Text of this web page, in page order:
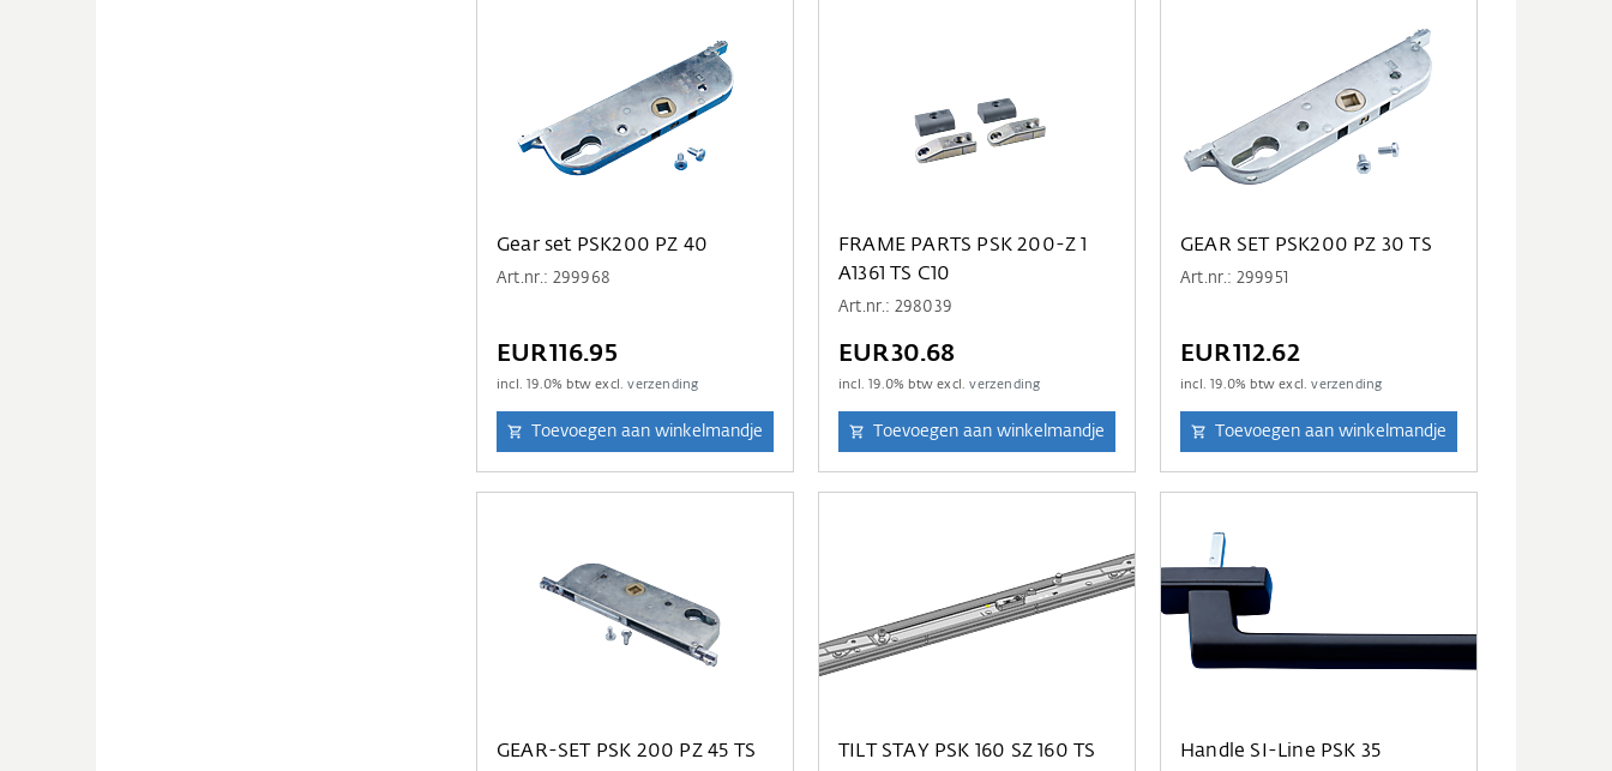
Gear set PSK200 PZ 40
Art.nr.: 299968
EUR116.95
incl.19.0% btw excl.verzending
Toevoegen aan winkelmandje
FRAME PARTS PSK 200-Z 1
A1361 TS C10
Art.nr.: 298039
EUR30.68
incl.19.0% btw excl.verzending
Toevoegen aan winkelmandje
GEAR SET PSK200 PZ 30 TS
Art.nr.: 299951
EUR112.62
incl.19.0% btw excl.verzending
Toevoegen aan winkelmandje
GEAR-SET PSK 200 PZ 45 TS TILT STAY PSK 160 SZ 160 TS Handle SI-Line PSK 35